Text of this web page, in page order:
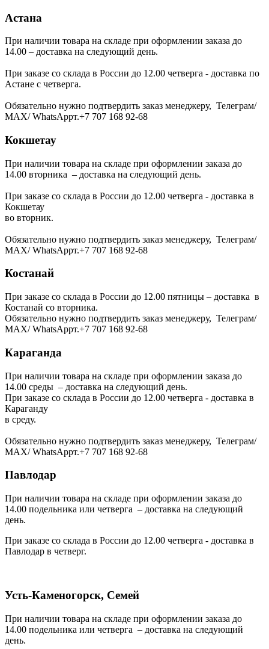
Астана
При наличии товара на складе при оформлении заказа до
14.00 – доставка на следующий день.
При заказе со склада в России до 12.00 четверга - доставка по
Астане с четверга.
Обязательно нужно подтвердить заказ менеджеру, Телеграм/
МАХ/ WhatsAppт.+7 707 168 92-68
Кокшетау
При наличии товара на складе при оформлении заказа до
14.00 вторника – доставка на следующий день.
При заказе со склада в России до 12.00 четверга - доставка в
Кокшетау
во вторник.
Обязательно нужно подтвердить заказ менеджеру, Телеграм/
МАХ/ WhatsAppт.+7 707 168 92-68
Костанай
При заказе со склада в России до 12.00 пятницы – доставка в
Костанай со вторника.
Обязательно нужно подтвердить заказ менеджеру, Телеграм/
МАХ/ WhatsAppт.+7 707 168 92-68
Караганда
При наличии товара на складе при оформлении заказа до
14.00 среды – доставка на следующий день.
При заказе со склада в России до 12.00 четверга - доставка в
Караганду
в среду.
Обязательно нужно подтвердить заказ менеджеру, Телеграм/
МАХ/ WhatsAppт.+7 707 168 92-68
Павлодар
При наличии товара на складе при оформлении заказа до
14.00 подельника или четверга – доставка на следующий
день.
При заказе со склада в России до 12.00 четверга - доставка в
Павлодар в четверг.
Усть-Каменогорск, Семей
При наличии товара на складе при оформлении заказа до
14.00 подельника или четверга – доставка на следующий
день.